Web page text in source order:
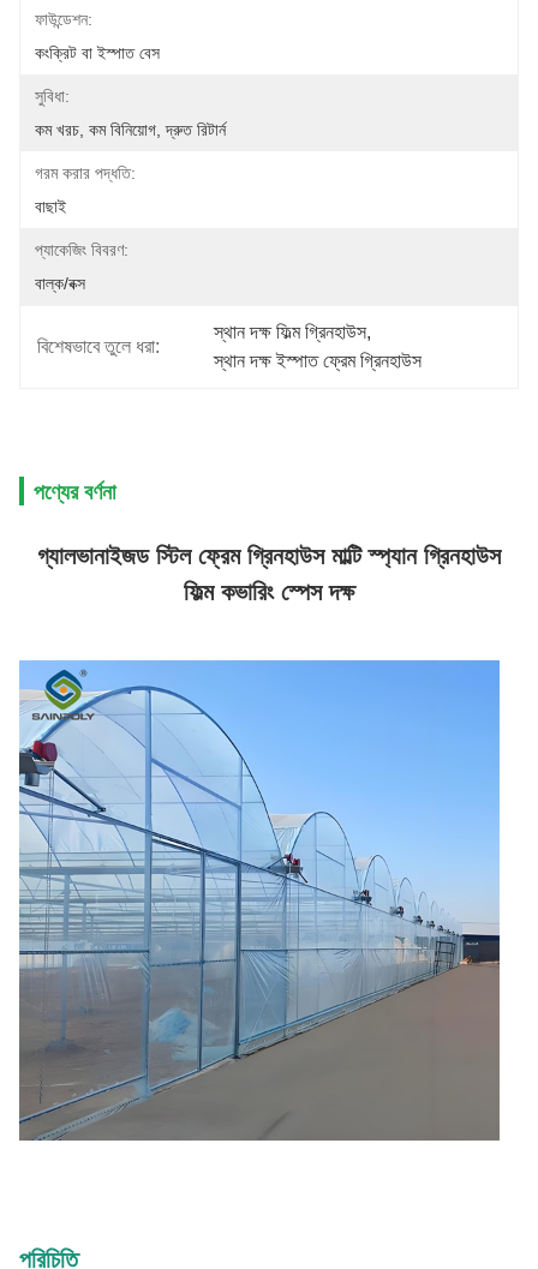
ফাউন্ডেশন:
কংক্রিট বা ইস্পাত বেস
সুবিধা:
কম খরচ, কম বিনিয়োগ, দ্রুত রিটার্ন
গরম করার পদ্ধতি:
বাছাই
প্যাকেজিং বিবরণ:
বাল্ক/বক্স
বিশেষভাবে তুলে ধরা:
স্থান দক্ষ ফিল্ম গ্রিনহাউস,
স্থান দক্ষ ইস্পাত ফ্রেম গ্রিনহাউস
পণ্যের বর্ণনা
গ্যালভানাইজড স্টিল ফ্রেম গ্রিনহাউস মাল্টি স্প্যান গ্রিনহাউস
ফিল্ম কভারিং স্পেস দক্ষ
পরিচিতি